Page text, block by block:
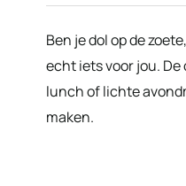
Ben je dol op de
echt iets voor jou.
lunch of lichte
maken.